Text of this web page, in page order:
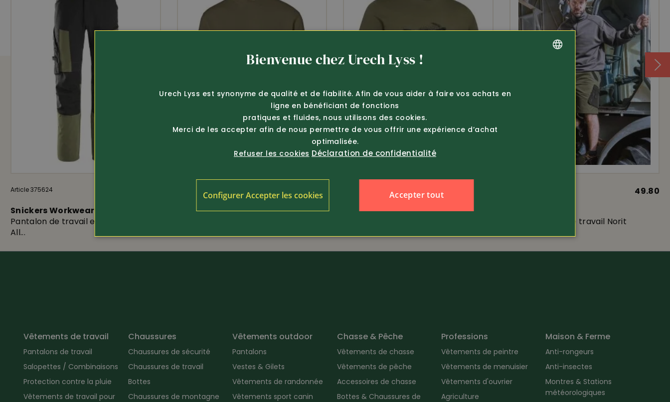
Article 375624
Snickers Workwear
Pantalon de travail en stretch léger
All...
49.80
Hakro
Deerhunter
49.80
Short stretch de travail Norit
Vêtements de travail
Pantalons de travail
Salopettes / Combinaisons
Protection contre la pluie
Vêtements de travail pour
Chaussures
Chaussures de sécurité
Chaussures de travail
Bottes
Chaussures de montagne
Vêtements outdoor
Pantalons
Vestes & Gilets
Vêtements de randonnée
Vêtements sport canin
Chasse & Pêche
Vêtements de chasse
Vêtements de pêche
Accessoires de chasse
Bottes & Chaussures de
Professions
Vêtements de peintre
Vêtements de menuisier
Vêtements d'ouvrier
Agriculture
Maison & Ferme
Anti-rongeurs
Anti-insectes
Montres & Stations
météorologiques
Bienvenue chez Urech Lyss !
Urech Lyss est synonyme de qualité et de fiabilité. Afin de vous aider à faire vos achats en
ligne en bénéficiant de fonctions
pratiques et fluides, nous utilisons des cookies.
Merci de les accepter afin de nous permettre de vous offrir une expérience d’achat
optimalisée.
Refuser les cookies Déclaration de confidentialité
Accepter tout
Configurer Accepter les cookies